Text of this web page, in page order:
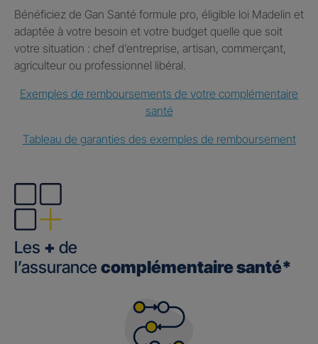
Bénéficiez de Gan Santé formule pro, éligible loi Madelin et
adaptée à votre besoin et votre budget quelle que soit
votre situation : chef d’entreprise, artisan, commerçant,
agriculteur ou professionnel libéral.
Exemples de remboursements de votre complémentaire
santé
Tableau de garanties des exemples de remboursement
Les + de
l’assurance complémentaire santé*